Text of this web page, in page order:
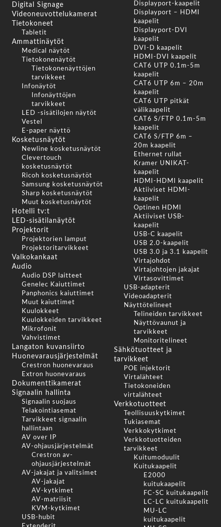
Digital Signage
Videoneuvottelukamerat
Tietokoneet
Tabletit
Ammattinäytöt
Medical näytöt
Tietokonenäytöt
Tietokonenäyttöjen
tarvikkeet
Infonäytöt
Infonäyttöjen
tarvikkeet
LED -sisätilojen näytöt
Vestel
E-paper näyttö
Kosketusnäytöt
Newline kosketusnäytöt
Clevertouch
kosketusnäytöt
Ricoh kosketusnäytöt
Samsung kosketusnäytöt
Sharp kosketusnäytöt
Muut kosketusnäytöt
Hotelli tv:t
LED-sisätilanäytöt
Projektorit
Projektorien lamput
Projektoritarvikkeet
Valkokankaat
Audio
Audio DSP laitteet
Genelec Kaiuttimet
Panphonics kaiuttimet
Muut kaiuttimet
Kuulokkeet
Kuulokkeiden tarvikkeet
Mikrofonit
Vahvistimet
Langaton kuvansiirto
Huonevarausjärjestelmät
Crestron huonevaraus
Extron huonevaraus
Dokumenttikamerat
Signaalin hallinta
Signaalin suojaus
Telakointiasemat
Tarvikkeet signaalin
hallintaan
AV over IP
AV-ohjausjärjestelmät
Crestron av-
ohjausjärjestelmät
AV-jakajat ja valitsimet
AV-jakajat
AV-kytkimet
AV-matriisit
KVM-kytkimet
USB-hubit
Displayport-kaapelit
Displayport – HDMI
kaapelit
Displayport-DVI
kaapelit
DVI-D kaapelit
HDMI-DVI kaapelit
CAT6 UTP 0.1m-5m
kaapelit
CAT6 UTP 6m – 20m
kaapelit
CAT6 UTP pitkät
välikaapelit
CAT6 S/FTP 0.1m-5m
kaapelit
CAT6 S/FTP 6m –
20m kaapelit
Ethernet rullat
Kramer UNIKAT-
kaapelit
HDMI-HDMI kaapelit
Aktiiviset HDMI-
kaapelit
Optinen HDMI
Aktiiviset USB-
kaapelit
USB-C kaapelit
USB 2.0-kaapelit
USB 3.0 ja 3.1 kaapelit
Virtajohdot
Virtajohtojen jakajat
Virtasovittimet
USB-adapterit
Videoadapterit
Näyttötelineet
Telineiden tarvikkeet
Näyttövaunut ja
tarvikkeet
Monitoritelineet
Sähkötuotteet ja
tarvikkeet
POE injektorit
Virtalähteet
Tietokoneiden
virtalähteet
Verkkotuotteet
Teollisuuskytkimet
Tukiasemat
Verkkokytkimet
Verkkotuotteiden
tarvikkeet
Kuitumoduulit
Kuitukaapelit
E2000
kuitukaapelit
FC-SC kuitukaapelit
LC-LC kuitukaapelit
MU-LC
kuitukaapelit